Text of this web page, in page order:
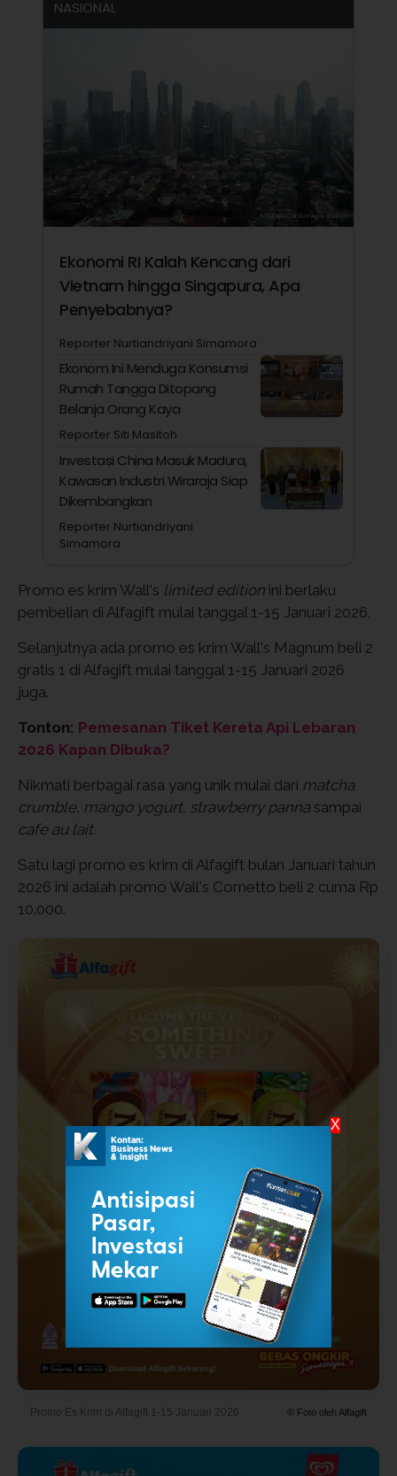
NASIONAL
Ekonomi RI Kalah Kencang dari
Vietnam hingga Singapura, Apa
Penyebabnya?
Reporter Nurtiandriyani Simamora
Ekonom Ini Menduga Konsumsi
Rumah Tangga Ditopang
Belanja Orang Kaya
Reporter Siti Masitoh
Investasi China Masuk Madura,
Kawasan Industri Wiraraja Siap
Dikembangkan
Reporter Nurtiandriyani
Simamora
Promo es krim Wall's limited edition ini berlaku
pembelian di Alfagift mulai tanggal 1-15 Januari 2026.
Selanjutnya ada promo es krim Wall's Magnum beli 2
gratis 1 di Alfagift mulai tanggal 1-15 Januari 2026
juga.
Tonton: Pemesanan Tiket Kereta Api Lebaran
2026 Kapan Dibuka?
Nikmati berbagai rasa yang unik mulai dari matcha
crumble, mango yogurt, strawberry pannasampai
cafe au lait.
Satu lagi promo es krim di Alfagift bulan Januari tahun
2026 ini adalah promo Wall's Cornetto beli 2 cuma Rp
10.000.
Promo Es Krim di Alfagift 1-15 Januari 2026 © Foto oleh Alfagift
X